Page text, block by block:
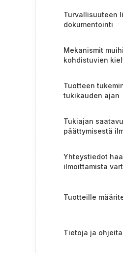
Turvallisuuteen
dokumentointi
Mekanismit
kohdistuvien
Tuotteen
tukikauden ajan
Tukiajan
päättymisestä
Yhteystiedot
ilmoittamista
Tuotteille
Tietoja ja